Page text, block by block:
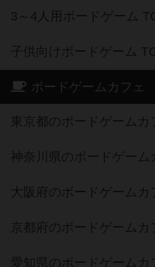
3～4人用ボードゲーム
子供向けボードゲーム
ボードゲームカフェ
東京都のボードゲームカ
神奈川県のボードゲーム
大阪府のボードゲームカ
京都府のボードゲームカ
愛知県のボードゲームカ